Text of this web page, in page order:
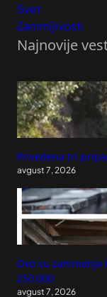
Svet
Zanimljivosti
Najnovije
Privedena tri
avgust 7, 2026
Ovo su
250.000
avgust 7, 2026